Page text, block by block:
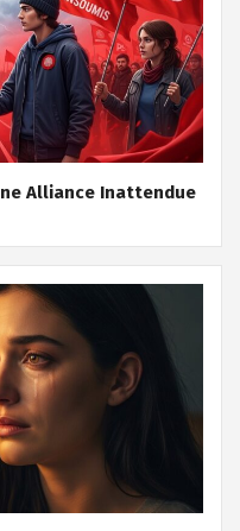
Alliance Inattendue